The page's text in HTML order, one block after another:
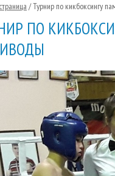
/ Турнир по кикбоксингу
ПО